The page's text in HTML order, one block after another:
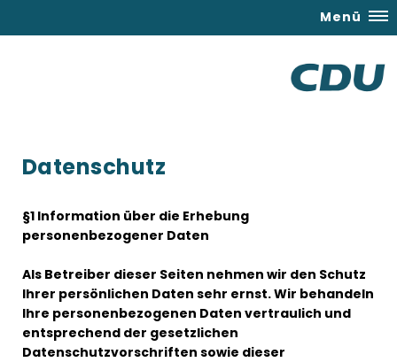
Menü
Datenschutz
§1 Information über die Erhebung
personenbezogener Daten
Als Betreiber dieser Seiten nehmen wir den Schutz
Ihrer persönlichen Daten sehr ernst. Wir behandeln
Ihre personenbezogenen Daten vertraulich und
entsprechend der gesetzlichen
Datenschutzvorschriften sowie dieser